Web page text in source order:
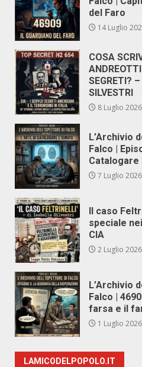
del Faro
14 Luglio
COSA
SEGRETI?
SILVESTRI
8 Luglio 2026
L’Archivio
Falco |
Catalogare
7 Luglio 2026
Il caso
speciale
CIA
2 Luglio 2026
L’Archivio
Falco |
farsa e il
1 Luglio 2026
LAMICODELPOPOLO.IT